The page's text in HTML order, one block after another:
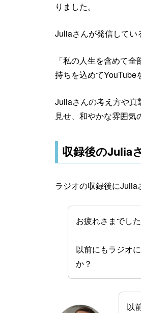
りました。
Juliaさんが発信してい
「私の人生を含めて
持ちを込めてYouTube
Juliaさんの考え方や真
見せ、和やかな雰囲気
収録後のJulia
ラジオの収録後にJulia
お疲れさまでした
以前にもラジオ
か？
以